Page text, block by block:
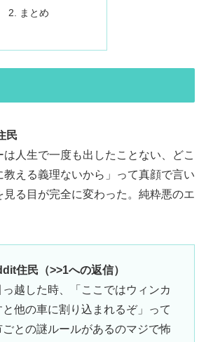
まとめ
民
人生で一度も出したことない、どこ
える義理ないから」って真顔で言い
見る目が完全に変わった。純粋悪のエ
住民（>>1への返信）
越した時、「ここではウィンカ
他の車に割り込まれるぞ」って
との謎ルールがあるのマジで怖